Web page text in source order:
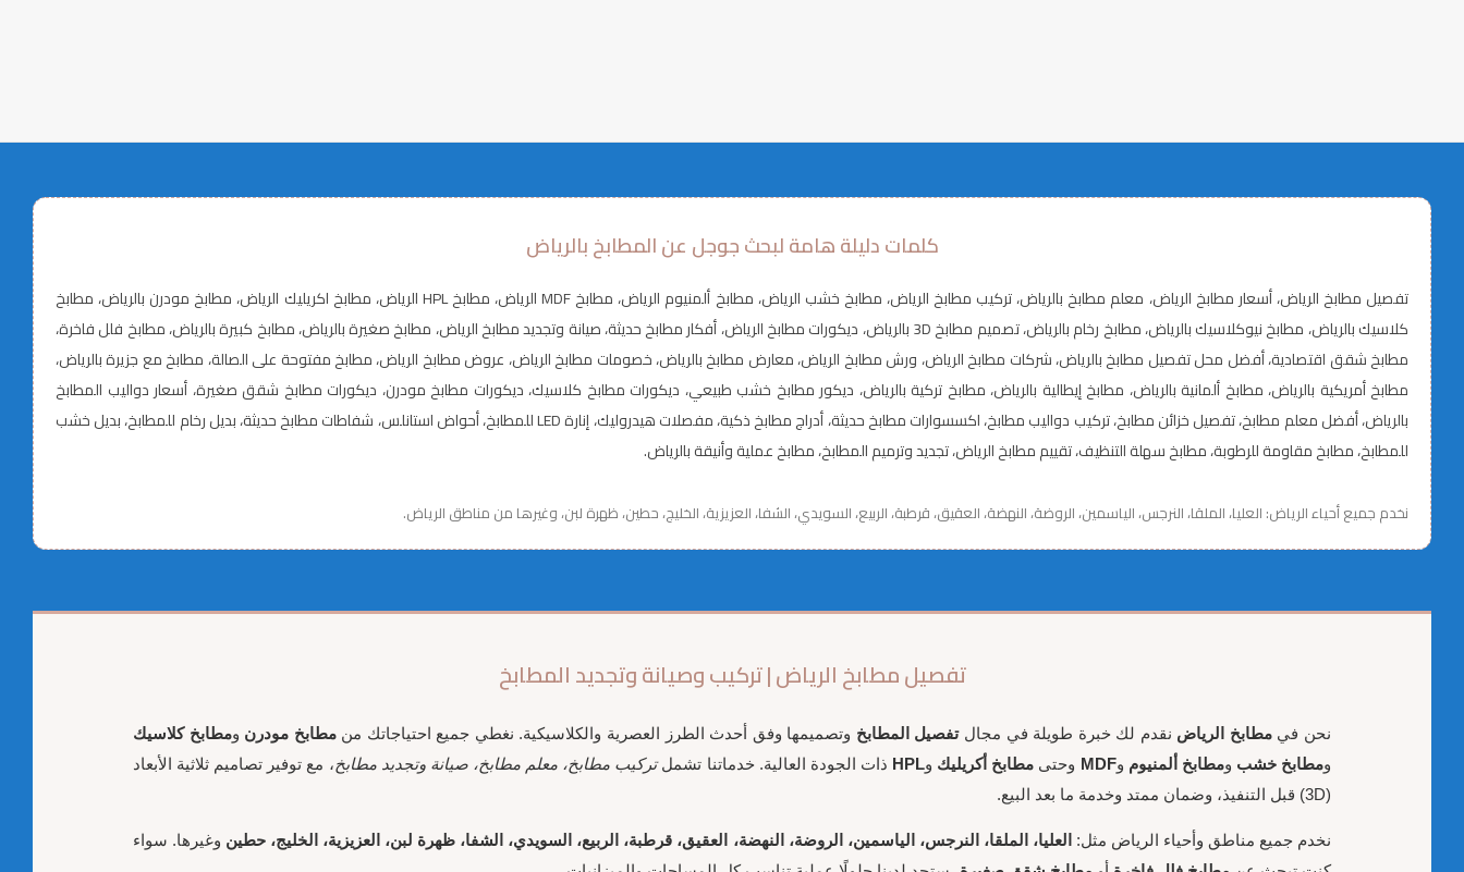
كلمات دليلة هامة لبحث جوجل عن المطابخ بالرياض
تفصيل مطابخ الرياض، أسعار مطابخ الرياض، معلم مطابخ بالرياض، تركيب مطابخ الرياض، مطابخ خشب الرياض، مطابخ ألمنيوم الرياض، مطابخ MDF الرياض، مطابخ HPL الرياض، مطابخ اكريليك الرياض، مطابخ مودرن بالرياض، مطابخ
كلاسيك بالرياض، مطابخ نيوكلاسيك بالرياض، مطابخ رخام بالرياض، تصميم مطابخ 3D بالرياض، ديكورات مطابخ الرياض، أفكار مطابخ حديثة، صيانة وتجديد مطابخ الرياض، مطابخ صغيرة بالرياض، مطابخ كبيرة بالرياض، مطابخ فلل فاخرة،
مطابخ شقق اقتصادية، أفضل محل تفصيل مطابخ بالرياض، شركات مطابخ الرياض، ورش مطابخ الرياض، معارض مطابخ بالرياض، خصومات مطابخ الرياض، عروض مطابخ الرياض، مطابخ مفتوحة على الصالة، مطابخ مع جزيرة بالرياض،
مطابخ أمريكية بالرياض، مطابخ ألمانية بالرياض، مطابخ إيطالية بالرياض، مطابخ تركية بالرياض، ديكور مطابخ خشب طبيعي، ديكورات مطابخ كلاسيك، ديكورات مطابخ مودرن، ديكورات مطابخ شقق صغيرة، أسعار دواليب المطابخ
بالرياض، أفضل معلم مطابخ، تفصيل خزائن مطابخ، تركيب دواليب مطابخ، اكسسوارات مطابخ حديثة، أدراج مطابخ ذكية، مفصلات هيدروليك، إنارة LED للمطابخ، أحواض استانلس، شفاطات مطابخ حديثة، بديل رخام للمطابخ، بديل خشب
للمطابخ، مطابخ مقاومة للرطوبة، مطابخ سهلة التنظيف، تقييم مطابخ الرياض، تجديد وترميم المطابخ، مطابخ عملية وأنيقة بالرياض.
نخدم جميع أحياء الرياض: العليا، الملقا، النرجس، الياسمين، الروضة، النهضة، العقيق، قرطبة، الربيع، السويدي، الشفا، العزيزية، الخليج، حطين، ظهرة لبن، وغيرها من مناطق الرياض.
تفصيل مطابخ الرياض | تركيب وصيانة وتجديد المطابخ
نحن فيمطابخ الرياض نقدم لك خبرة طويلة في مجالتفصيل المطابخ وتصميمها وفق أحدث الطرز العصرية والكلاسيكية. نغطي جميع احتياجاتك منمطابخ مودرن ومطابخ كلاسيك
ومطابخ خشب ومطابخ ألمنيوم وMDF وحتى مطابخ أكريليك وHPL ذات الجودة العالية. خدماتنا تشملتركيب مطابخ، معلم مطابخ، صيانة وتجديد مطابخ، مع توفير تصاميم ثلاثية الأبعاد
(3D) قبل التنفيذ، وضمان ممتد وخدمة ما بعد البيع.
نخدم جميع مناطق وأحياء الرياض مثل: العليا، الملقا، النرجس، الياسمين، الروضة، النهضة، العقيق، قرطبة، الربيع، السويدي، الشفا، ظهرة لبن، العزيزية، الخليج، حطين وغيرها. سواء